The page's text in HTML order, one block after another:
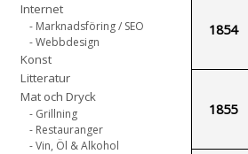
Internet
- Marknadsföring / SEO
- Webbdesign
Konst
Litteratur
Mat och Dryck
- Grillning
- Restauranger
- Vin, Öl & Alkohol
1854
1855